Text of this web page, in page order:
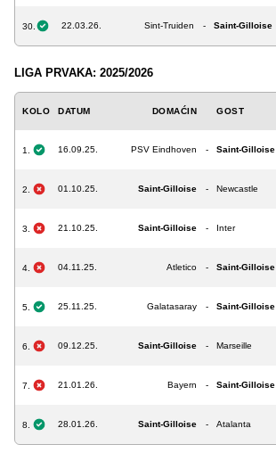
30. 22.03.26. Sint-Truiden - Saint-Gilloise
LIGA PRVAKA: 2025/2026
KOLO DATUM DOMAĆIN GOST
1. 16.09.25. PSV Eindhoven - Saint-Gilloise
2. 01.10.25. Saint-Gilloise - Newcastle
3. 21.10.25. Saint-Gilloise - Inter
4. 04.11.25. Atletico - Saint-Gilloise
5. 25.11.25. Galatasaray - Saint-Gilloise
6. 09.12.25. Saint-Gilloise - Marseille
7. 21.01.26. Bayern - Saint-Gilloise
8. 28.01.26. Saint-Gilloise - Atalanta